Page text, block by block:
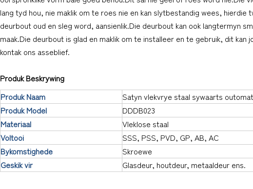
lang tyd hou, nie maklik om te roes nie en kan slytbestandig wees,
deurbout oud en sleg word, aansienlik.Die deurbout kan ook langtermyn
maak.Die deurbout is glad en maklik om te installeer en te gebruik, dit
kontak ons ​​asseblief.
Produk Beskrywing
Produk Naam
Satyn vlekvrye staal sywaarts
Produk Model
DDDB023
Materiaal
Vleklose staal
Voltooi
SSS, PSS, PVD, GP, AB, AC
Bykomstighede
Skroewe
Geskik vir
Glasdeur, houtdeur, metaaldeur ens.